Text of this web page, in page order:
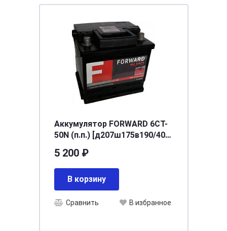
Аккумулятор FORWARD 6СТ-
50N (п.п.) [д207ш175в190/400]
5 200 ₽
В корзину
Сравнить В избранное